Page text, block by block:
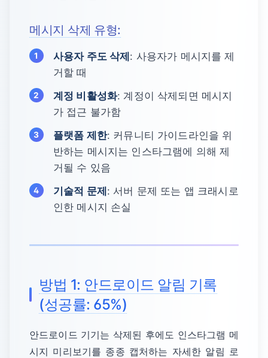
메시지 삭제 유형:
사용자 주도 삭제 : 사용자가 메시지를 제
거할 때
계정 비활성화: 계정이 삭제되면 메시지
가 접근 불가함
플랫폼 제한: 커뮤니티 가이드라인을 위
반하는 메시지는 인스타그램에 의해 제
거될 수 있음
기술적 문제 : 서버 문제 또는 앱 크래시로
인한 메시지 손실
방법 1: 안드로이드 알림 기록
(성공률: 65%)
안드로이드 기기는 삭제된 후에도 인스타그램 메
시지 미리보기를 종종 캡처하는 자세한 알림 로